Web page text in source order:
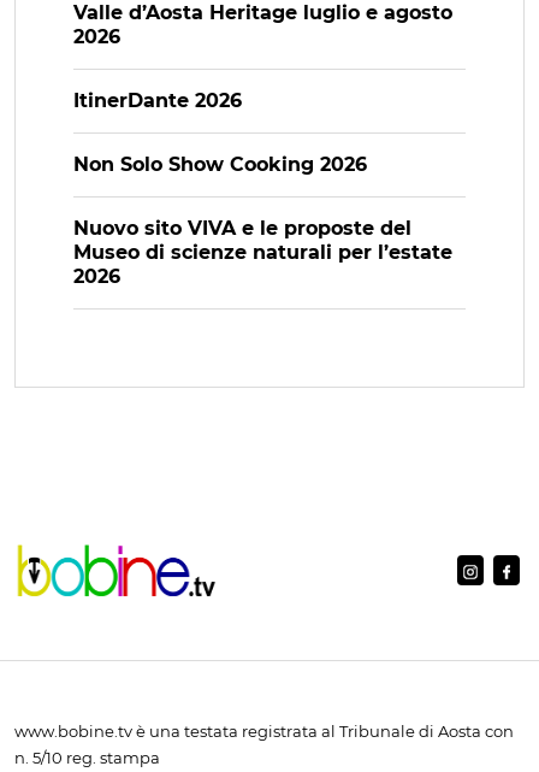
Valle d’Aosta Heritage luglio e agosto
2026
ItinerDante 2026
Non Solo Show Cooking 2026
Nuovo sito VIVA e le proposte del
Museo di scienze naturali per l’estate
2026
www.bobine.tv è una testata registrata al Tribunale di Aosta con
n. 5/10 reg. stampa